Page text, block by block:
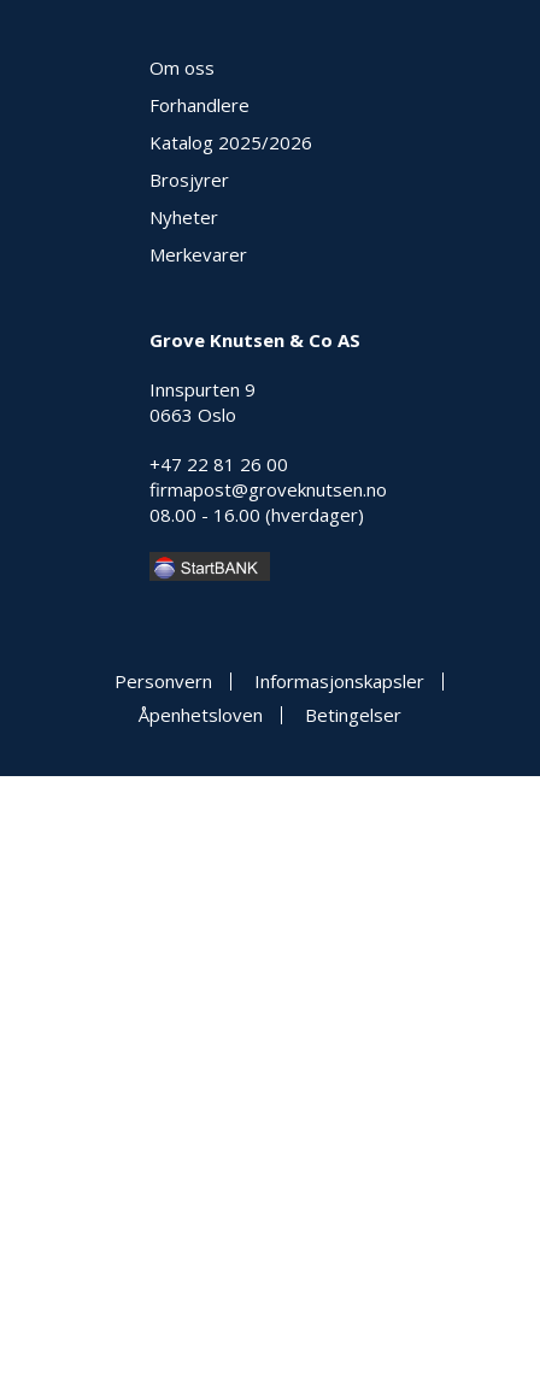
Om oss
Forhandlere
Katalog 2025/2026
Brosjyrer
Nyheter
Merkevarer
Grove Knutsen & Co AS
Innspurten 9
0663 Oslo
+47 22 81 26 00
firmapost@groveknutsen.no
08.00 - 16.00 (hverdager)
Personvern
Informasjonskapsler
Åpenhetsloven
Betingelser